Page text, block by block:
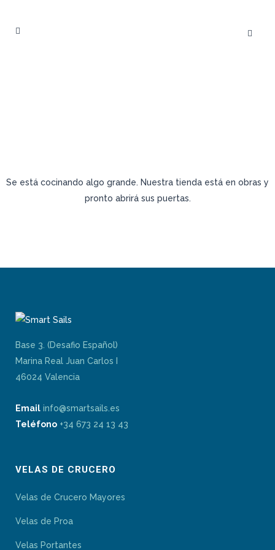
Se está cocinando algo grande. Nuestra tienda está en obras y
pronto abrirá sus puertas.
Base 3. (Desafio Español)
Marina Real Juan Carlos I
46024 Valencia
Email info@smartsails.es
Teléfono +34 673 24 13 43
VELAS DE CRUCERO
Velas de Crucero Mayores
Velas de Proa
Velas Portantes